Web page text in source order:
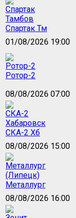
Спартак Тм
01/08/2026 19:00
Ротор-2
08/08/2026 07:00
СКА-2 Хб
08/08/2026 15:00
Металлург
08/08/2026 16:00